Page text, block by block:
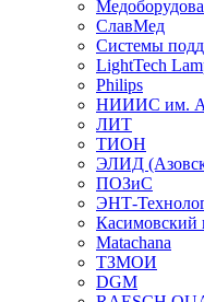
СлавМед
Системы
LightTech
Philips
НИИИС им.
ЛИТ
ТИОН
ЭЛИД
ПОЗиС
ЭНТ-
Касимовский
Matachana
ТЗМОИ
DGM